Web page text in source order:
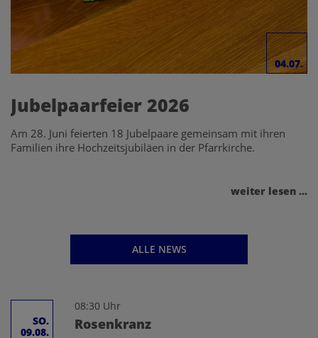
04.07.
Jubelpaarfeier 2026
Am 28. Juni feierten 18 Jubelpaare gemeinsam mit ihren
Familien ihre Hochzeitsjubiläen in der Pfarrkirche.
weiter lesen ...
ALLE NEWS
SO.
09.08.
08:30 Uhr
Rosenkranz